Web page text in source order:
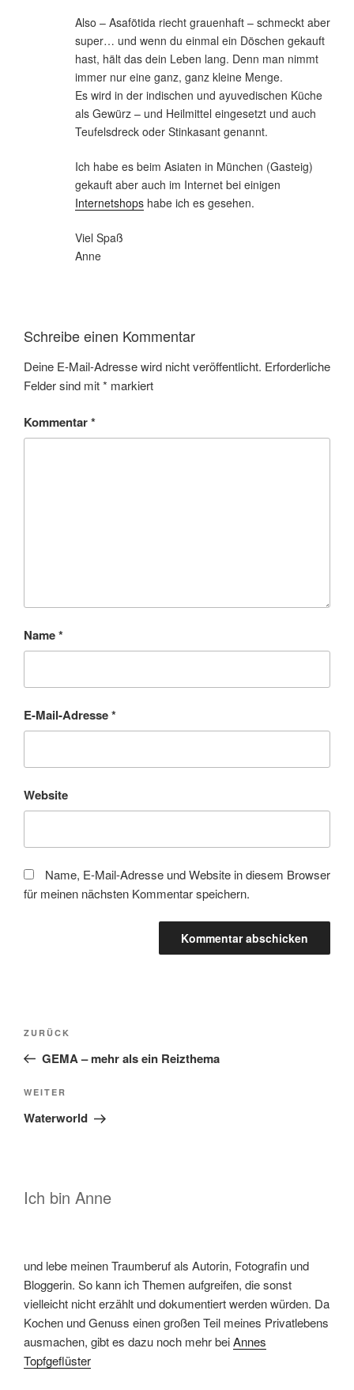
Also – Asafötida riecht grauenhaft – schmeckt aber
super… und wenn du einmal ein Döschen gekauft
hast, hält das dein Leben lang. Denn man nimmt
immer nur eine ganz, ganz kleine Menge.
Es wird in der indischen und ayuvedischen Küche
als Gewürz – und Heilmittel eingesetzt und auch
Teufelsdreck oder Stinkasant genannt.
Ich habe es beim Asiaten in München (Gasteig)
gekauft aber auch im Internet bei einigen
Internetshops habe ich es gesehen.
Viel Spaß
Anne
Schreibe einen Kommentar
Deine E-Mail-Adresse wird nicht veröffentlicht. Erforderliche
Felder sind mit* markiert
Kommentar*
Name*
E-Mail-Adresse*
Website
Name, E-Mail-Adresse und Website in diesem Browser
für meinen nächsten Kommentar speichern.
Beitragsnavigation
Vorheriger
Beitrag
ZURÜCK
GEMA – mehr als ein Reizthema
Nächster
Beitrag
WEITER
Waterworld
Ich bin Anne
und lebe meinen Traumberuf als Autorin, Fotografin und
Bloggerin. So kann ich Themen aufgreifen, die sonst
vielleicht nicht erzählt und dokumentiert werden würden. Da
Kochen und Genuss einen großen Teil meines Privatlebens
ausmachen, gibt es dazu noch mehr beiAnnes
Topfgeflüster